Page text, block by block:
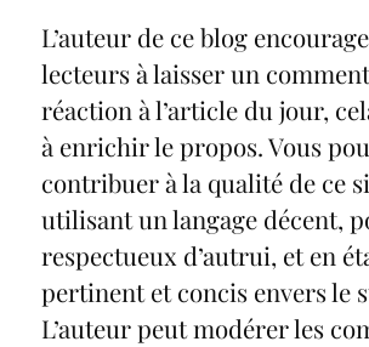
L’auteur de ce blog
lecteurs à laisser un
réaction à l’article du jour,
à enrichir le propos. Vous
contribuer à la qualité de ce
utilisant un langage décent,
respectueux d’autrui, et en
pertinent et concis envers le
L’auteur peut modérer les